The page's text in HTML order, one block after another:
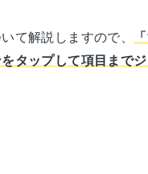
て解説しますので、
タップして項目まで